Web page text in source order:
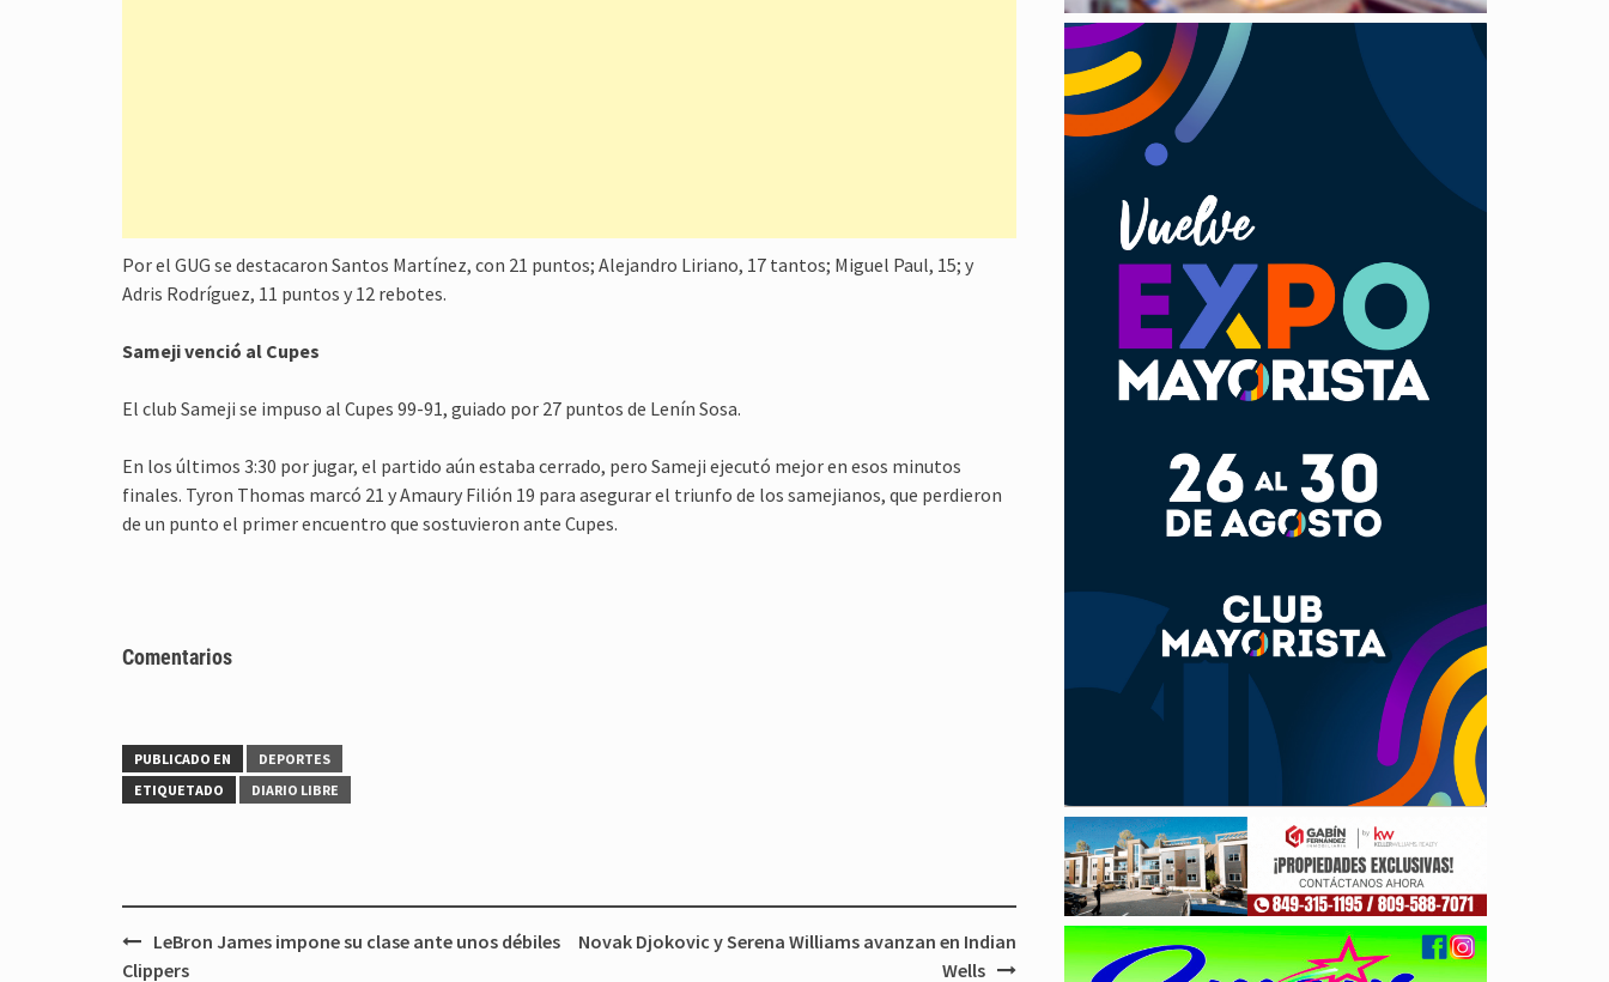
Por el GUG se destacaron Santos Martínez, con 21 puntos; Alejandro Liriano, 17 tantos; Miguel Paul, 15; y
Adris Rodríguez, 11 puntos y 12 rebotes.
Sameji venció al Cupes
El club Sameji se impuso al Cupes 99-91, guiado por 27 puntos de Lenín Sosa.
En los últimos 3:30 por jugar, el partido aún estaba cerrado, pero Sameji ejecutó mejor en esos minutos
finales. Tyron Thomas marcó 21 y Amaury Filión 19 para asegurar el triunfo de los samejianos, que perdieron
de un punto el primer encuentro que sostuvieron ante Cupes.
Comentarios
PUBLICADO EN
DEPORTES
ETIQUETADO
DIARIO LIBRE
Navegación
de
LeBron James impone su clase ante unos débiles
Clippers
Novak Djokovic y Serena Williams avanzan en Indian
Wells